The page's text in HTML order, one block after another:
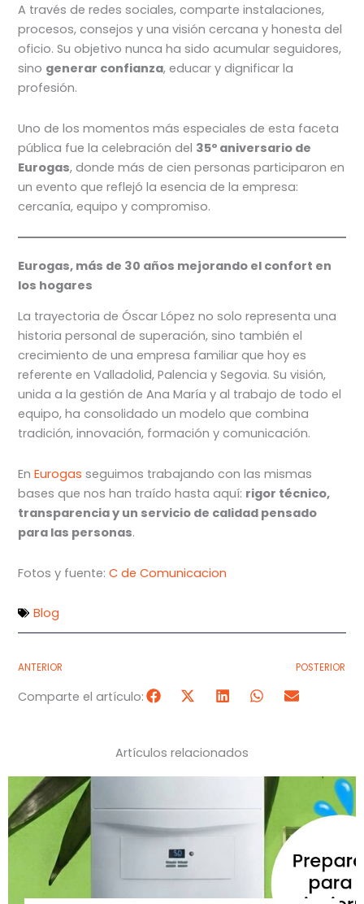
A través de redes sociales, comparte instalaciones,
procesos, consejos y una visión cercana y honesta del
oficio. Su objetivo nunca ha sido acumular seguidores,
sino generar confianza, educar y dignificar la
profesión.
Uno de los momentos más especiales de esta faceta
pública fue la celebración del 35º aniversario de
Eurogas, donde más de cien personas participaron en
un evento que reflejó la esencia de la empresa:
cercanía, equipo y compromiso.
Eurogas, más de 30 años mejorando el confort en
los hogares
La trayectoria de Óscar López no solo representa una
historia personal de superación, sino también el
crecimiento de una empresa familiar que hoy es
referente en Valladolid, Palencia y Segovia. Su visión,
unida a la gestión de Ana María y al trabajo de todo el
equipo, ha consolidado un modelo que combina
tradición, innovación, formación y comunicación.
EnEurogas seguimos trabajando con las mismas
bases que nos han traído hasta aquí: rigor técnico,
transparencia y un servicio de calidad pensado
para las personas.
Fotos y fuente:C de Comunicacion
Blog
ANTERIOR POSTERIOR
Comparte el artículo:
Artículos relacionados